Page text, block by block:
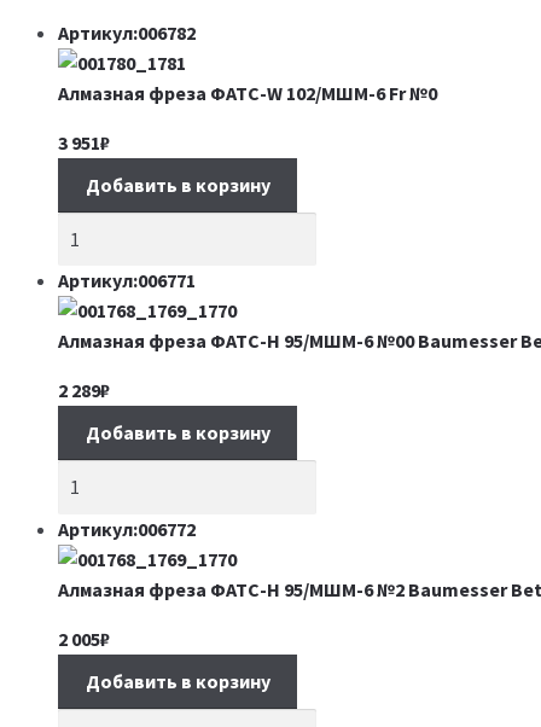
Артикул:006782
Алмазная фреза ФАТС-W 102/МШМ-6 Fr №0
3 951₽
Добавить в корзину
Артикул:006771
Алмазная фреза ФАТС-H 95/МШМ-6 №00 Baumesser
2 289₽
Добавить в корзину
Артикул:006772
Алмазная фреза ФАТС-H 95/МШМ-6 №2 Baumesser
2 005₽
Добавить в корзину